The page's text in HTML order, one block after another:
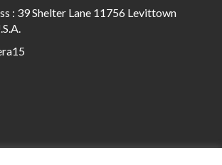
: 39 Shelter Lane 11756 Levittown